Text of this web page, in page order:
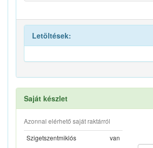
Letöltések:
Saját készlet
Azonnal elérhető saját raktárról
Szigetszentmiklós
van